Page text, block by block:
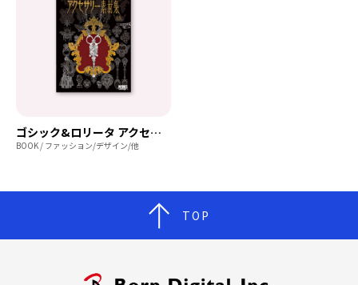
ゴシック&ロリータ アクセサリー素材集
BOOK / ファッション/デザイン/他
TOP